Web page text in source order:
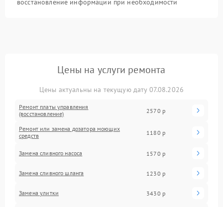
восстановление информации при необходимости
Цены на услуги ремонта
Цены актуальны на текущую дату 07.08.2026
Ремонт платы управления
(восстановление)
2570 р
Ремонт или замена дозатора моющих
средств
1180 р
Замена сливного насоса 1570 р
Замена сливного шланга 1230 р
Замена улитки 3430 р